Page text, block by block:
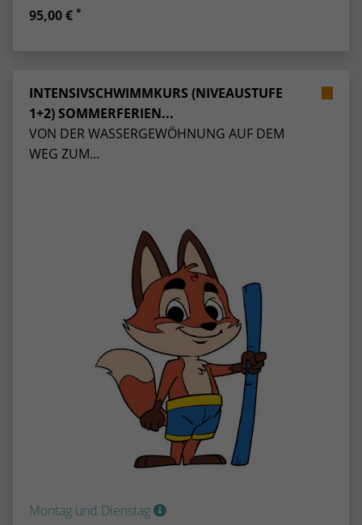
95,00 € *
INTENSIVSCHWIMMKURS (NIVEAUSTUFE
1+2) SOMMERFERIEN...
VON DER WASSERGEWÖHNUNG AUF DEM
WEG ZUM...
Montag und Dienstag